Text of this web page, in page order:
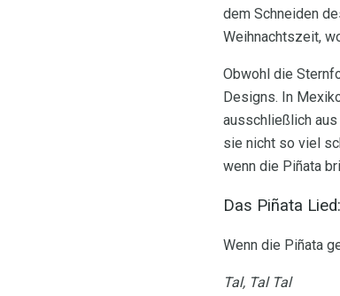
dem Schneiden
Weihnachtszeit,
Obwohl die
Designs. In
ausschließlich
sie nicht so viel
wenn die Piñata
Das Piñata Lied:
Wenn die Piñata
Tal, Tal Tal